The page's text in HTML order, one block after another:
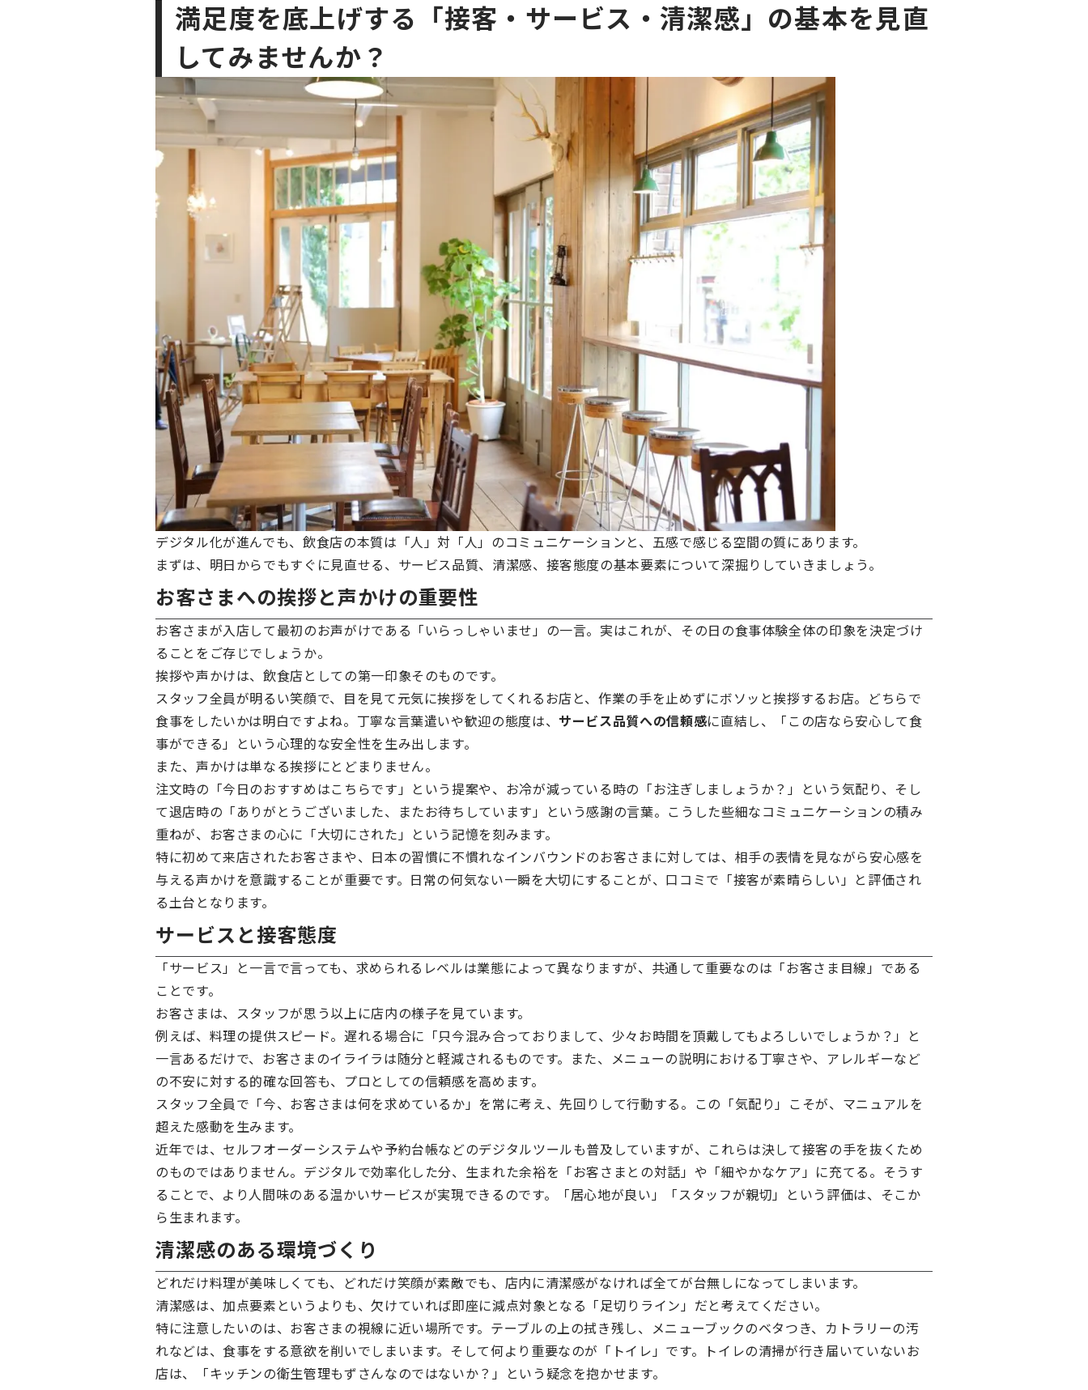
満足度を底上げする「接客・サービス・清潔感」の基本を見直
してみませんか？
デジタル化が進んでも、飲食店の本質は「人」対「人」のコミュニケーションと、五感で感じる空間の質にあります。
まずは、明日からでもすぐに見直せる、サービス品質、清潔感、接客態度の基本要素について深掘りしていきましょう。
お客さまへの挨拶と声かけの重要性
お客さまが入店して最初のお声がけである「いらっしゃいませ」の一言。実はこれが、その日の食事体験全体の印象を決定づけ
ることをご存じでしょうか。
挨拶や声かけは、飲食店としての第一印象そのものです。
スタッフ全員が明るい笑顔で、目を見て元気に挨拶をしてくれるお店と、作業の手を止めずにボソッと挨拶するお店。どちらで
食事をしたいかは明白ですよね。丁寧な言葉遣いや歓迎の態度は、 サービス品質への信頼感に直結し、「この店なら安心して食
事ができる」という心理的な安全性を生み出します。
また、声かけは単なる挨拶にとどまりません。
注文時の「今日のおすすめはこちらです」という提案や、お冷が減っている時の「お注ぎしましょうか？」という気配り、そし
て退店時の「ありがとうございました、またお待ちしています」という感謝の言葉。こうした些細なコミュニケーションの積み
重ねが、お客さまの心に「大切にされた」という記憶を刻みます。
特に初めて来店されたお客さまや、日本の習慣に不慣れなインバウンドのお客さまに対しては、相手の表情を見ながら安心感を
与える声かけを意識することが重要です。日常の何気ない一瞬を大切にすることが、口コミで「接客が素晴らしい」と評価され
る土台となります。
サービスと接客態度
「サービス」と一言で言っても、求められるレベルは業態によって異なりますが、共通して重要なのは「お客さま目線」である
ことです。
お客さまは、スタッフが思う以上に店内の様子を見ています。
例えば、料理の提供スピード。遅れる場合に「只今混み合っておりまして、少々お時間を頂戴してもよろしいでしょうか？」と
一言あるだけで、お客さまのイライラは随分と軽減されるものです。また、メニューの説明における丁寧さや、アレルギーなど
の不安に対する的確な回答も、プロとしての信頼感を高めます。
スタッフ全員で「今、お客さまは何を求めているか」を常に考え、先回りして行動する。この「気配り」こそが、マニュアルを
超えた感動を生みます。
近年では、セルフオーダーシステムや予約台帳などのデジタルツールも普及していますが、これらは決して接客の手を抜くため
のものではありません。デジタルで効率化した分、生まれた余裕を「お客さまとの対話」や「細やかなケア」に充てる。そうす
ることで、より人間味のある温かいサービスが実現できるのです。「居心地が良い」「スタッフが親切」という評価は、そこか
ら生まれます。
清潔感のある環境づくり
どれだけ料理が美味しくても、どれだけ笑顔が素敵でも、店内に清潔感がなければ全てが台無しになってしまいます。
清潔感は、加点要素というよりも、欠けていれば即座に減点対象となる「足切りライン」だと考えてください。
特に注意したいのは、お客さまの視線に近い場所です。テーブルの上の拭き残し、メニューブックのベタつき、カトラリーの汚
れなどは、食事をする意欲を削いでしまいます。そして何より重要なのが「トイレ」です。トイレの清掃が行き届いていないお
店は、「キッチンの衛生管理もずさんなのではないか？」という疑念を抱かせます。